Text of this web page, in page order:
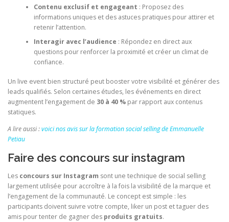
Contenu exclusif et engageant : Proposez des
informations uniques et des astuces pratiques pour attirer et
retenir l’attention.
Interagir avec l’audience : Répondez en direct aux
questions pour renforcer la proximité et créer un climat de
confiance.
Un live event bien structuré peut booster votre visibilité et générer des
leads qualifiés. Selon certaines études, les événements en direct
augmentent l’engagement de 30 à 40 % par rapport aux contenus
statiques.
A lire aussi :voici nos avis sur la formation social selling de Emmanuelle
Petiau
Faire des concours sur instagram
Les concours sur Instagram sont une technique de social selling
largement utilisée pour accroître à la fois la visibilité de la marque et
l’engagement de la communauté. Le concept est simple : les
participants doivent suivre votre compte, liker un post et taguer des
amis pour tenter de gagner des produits gratuits.